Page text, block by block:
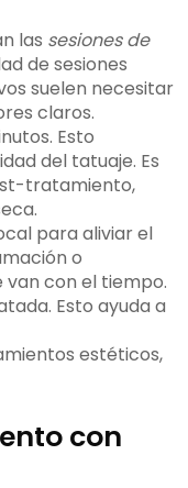
las sesiones de
de sesiones
suelen necesitar
claros.
Esto
del tatuaje. Es
tratamiento,
para aliviar el
o
van con el tiempo.
Esto ayuda a
estéticos,
con